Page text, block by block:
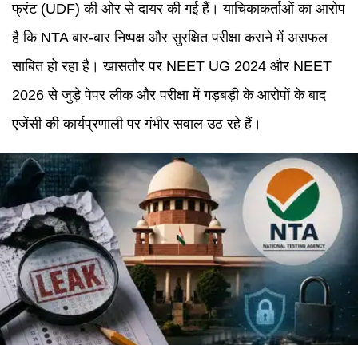
फ्रंट (UDF) की ओर से दायर की गई हैं। याचिकाकर्ताओं का आरोप
है कि NTA बार-बार निष्पक्ष और सुरक्षित परीक्षा कराने में असफल
साबित हो रहा है। खासतौर पर NEET UG 2024 और NEET
2026 से जुड़े पेपर लीक और परीक्षा में गड़बड़ी के आरोपों के बाद
एजेंसी की कार्यप्रणाली पर गंभीर सवाल उठ रहे हैं।